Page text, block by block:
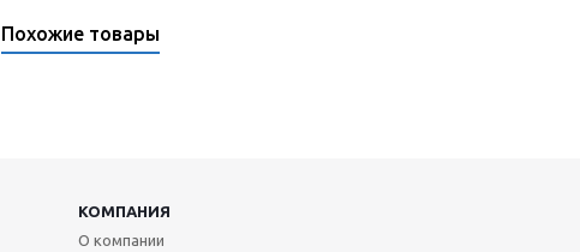
Похожие товары
КОМПАНИЯ
О компании